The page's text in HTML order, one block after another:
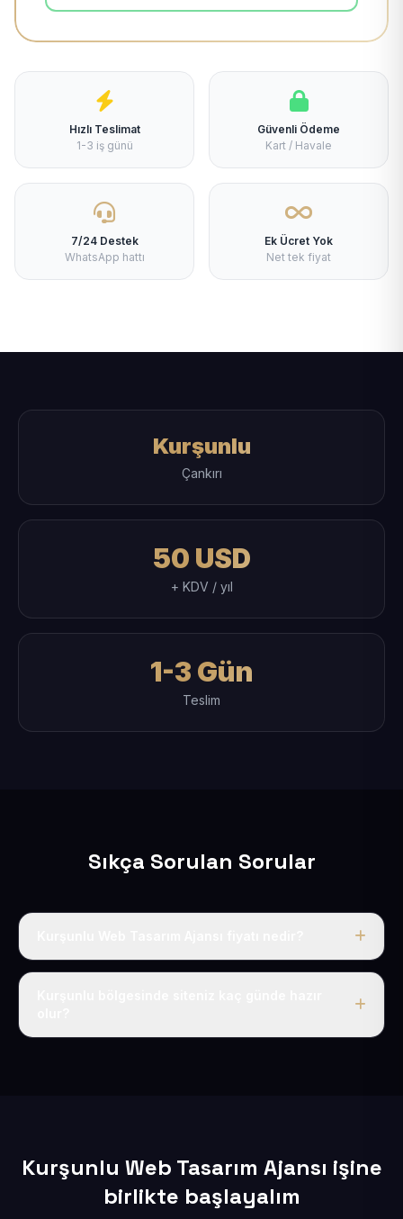
Hızlı Teslimat
1-3 iş günü
Güvenli Ödeme
Kart / Havale
7/24 Destek
WhatsApp hattı
Ek Ücret Yok
Net tek fiyat
Kurşunlu
Çankırı
50 USD
+ KDV / yıl
1-3 Gün
Teslim
Sıkça Sorulan Sorular
Tek fiyat uygulanır: yıllık 50 USD + KDV. Bu bedele alan
Kurşunlu Web Tasarım Ajansı işine
birlikte başlayalım